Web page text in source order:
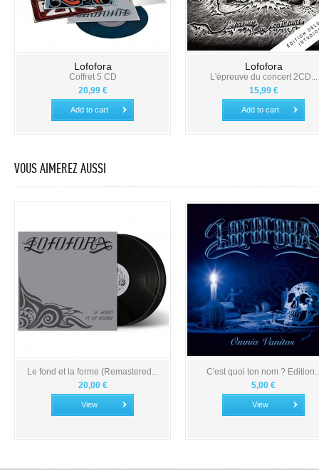
Lofofora
Coffret 5 CD
20,99 €
Add to cart
Lofofora
L'épreuve du concert 2CD...
15,99 €
Add to cart
VOUS AIMEREZ AUSSI
Le fond et la forme (Remastered...
20,00 €
View
C'est quoi ton nom ?
5,00 €
View